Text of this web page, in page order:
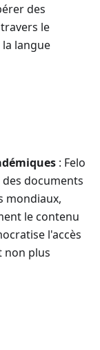
des
le
langue
: Felo
documents
mondiaux,
le contenu
l'accès
non plus